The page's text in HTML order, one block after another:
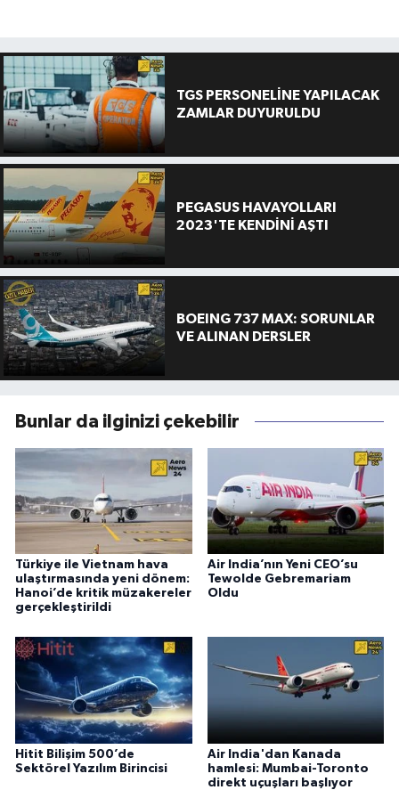
TGS PERSONELİNE YAPILACAK
ZAMLAR DUYURULDU
PEGASUS HAVAYOLLARI
2023'TE KENDİNİ AŞTI
BOEING 737 MAX: SORUNLAR
VE ALINAN DERSLER
Bunlar da ilginizi çekebilir
Türkiye ile Vietnam hava
ulaştırmasında yeni dönem:
Hanoi’de kritik müzakereler
gerçekleştirildi
Air India’nın Yeni CEO’su
Tewolde Gebremariam
Oldu
Hitit Bilişim 500’de
Sektörel Yazılım Birincisi
Air India'dan Kanada
hamlesi: Mumbai-Toronto
direkt uçuşları başlıyor